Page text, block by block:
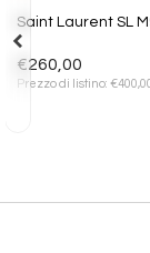
Saint Laurent SL
€260,00
Prezzo di listino: €